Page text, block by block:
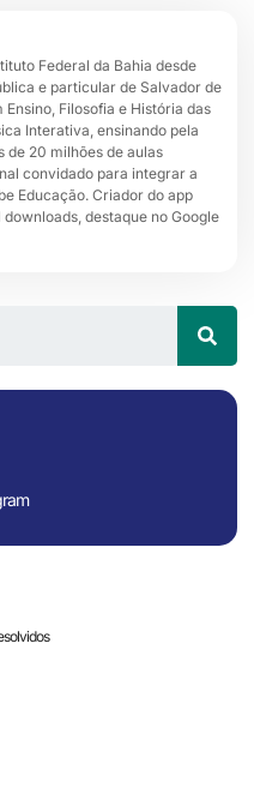
Federal da Bahia desde
e particular de Salvador de
Filosofia e História das
Interativa, ensinando pela
de 20 milhões de aulas
convidado para integrar a
Educação. Criador do app
destaque no Google